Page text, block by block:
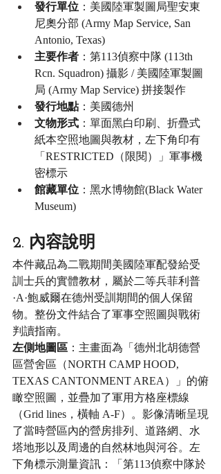
發行單位 ：美國陸軍製圖局聖安東
尼奧分部 (Army Map Service, San
Antonio, Texas)
主要作者 ：第113偵察中隊 (113th
Rcn. Squadron) 攝影 / 美國陸軍製圖
局 (Army Map Service) 拼接製作
發行地點：美國德州
文物形式 ：單面黑白印刷、折疊式
紙本空照地圖與教材，左下角印有
「RESTRICTED（限閱）」軍事機
密標示
館藏單位 ：黑水博物館(Black Water
Museum)
2. 內容說明
本件藏品為二戰期間美國陸軍配發給受
訓士兵的實體教材，屬於二等兵菲利普
·A·鮑威爾在德州受訓期間的個人保留
物。整份文件結合了軍事空照圖與戰術
判讀指南。
左側地圖區 ：主畫面為「德州北胡德營
區營舍區（NORTH CAMP HOOD,
TEXAS CANTONMENT AREA）」的俯
瞰空照圖，並疊加了軍用方格座標線
（Grid lines，橫軸 A-F）。影像清晰呈現
了當時營區內的營房排列、道路網、水
塔地形以及周邊的自然林地與河谷。左
下角標示測量資訊：「第113偵察中隊於